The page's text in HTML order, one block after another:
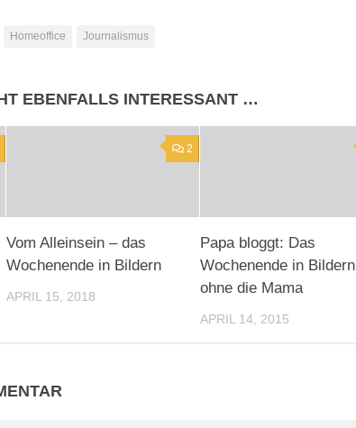
Homeoffice Journalismus
EBENFALLS INTERESSANT …
2
Vom Alleinsein – das
Wochenende in Bildern
APRIL 15, 2018
Papa bloggt: Das
Wochenende in Bildern
ohne die Mama
APRIL 14, 2015